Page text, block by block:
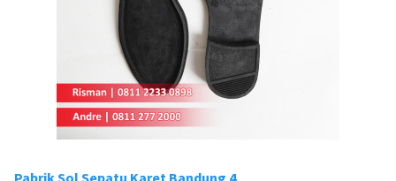
Pabrik Sol Sepatu Karet Bandung 4